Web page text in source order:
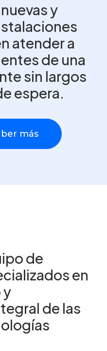
y
atender a
de una
sin largos
espera.
más
de
en
y
de las